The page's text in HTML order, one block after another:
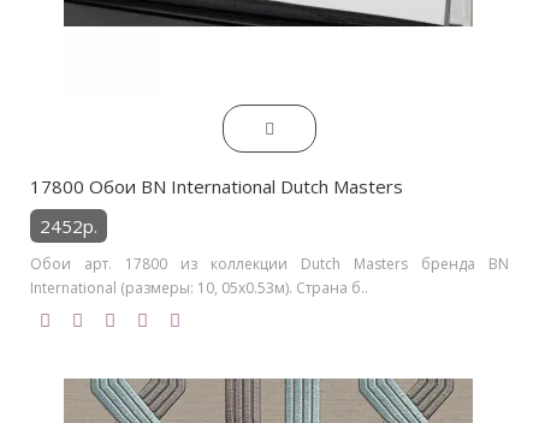
17800 Обои BN International Dutch Masters
2452р.
Обои арт. 17800 из коллекции Dutch Masters бренда BN
International (размеры: 10, 05х0.53м). Страна б..